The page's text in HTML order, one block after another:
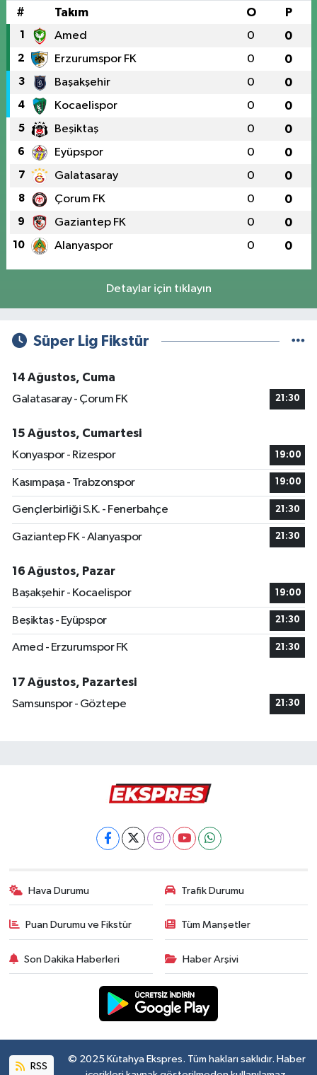
# Takım O P
1 Amed 0 0
2 Erzurumspor FK 0 0
3 Başakşehir 0 0
4 Kocaelispor 0 0
5 Beşiktaş 0 0
6 Eyüpspor 0 0
7 Galatasaray 0 0
8 Çorum FK 0 0
9 Gaziantep FK 0 0
10 Alanyaspor 0 0
Detaylar için tıklayın
Süper Lig Fikstür
14 Ağustos, Cuma
Galatasaray - Çorum FK
21:30
15 Ağustos, Cumartesi
Konyaspor - Rizespor
19:00
Kasımpaşa - Trabzonspor 19:00
Gençlerbirliği S.K. - Fenerbahçe 21:30
Gaziantep FK - Alanyaspor 21:30
16 Ağustos, Pazar
Başakşehir - Kocaelispor
19:00
Beşiktaş - Eyüpspor 21:30
Amed - Erzurumspor FK 21:30
17 Ağustos, Pazartesi
Samsunspor - Göztepe
21:30
Hava Durumu Trafik Durumu
Puan Durumu ve Fikstür Tüm Manşetler
Son Dakika Haberleri Haber Arşivi
RSS
© 2025 Kütahya Ekspres. Tüm hakları saklıdır. Haber